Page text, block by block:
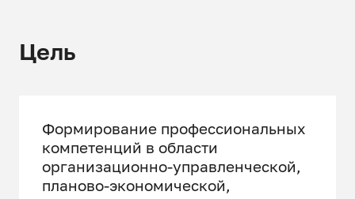
Цель
Формирование профессиональных
компетенций в области
организационно-управленческой,
планово-экономической,